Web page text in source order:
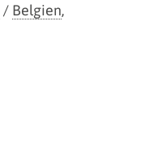
/ Belgien,